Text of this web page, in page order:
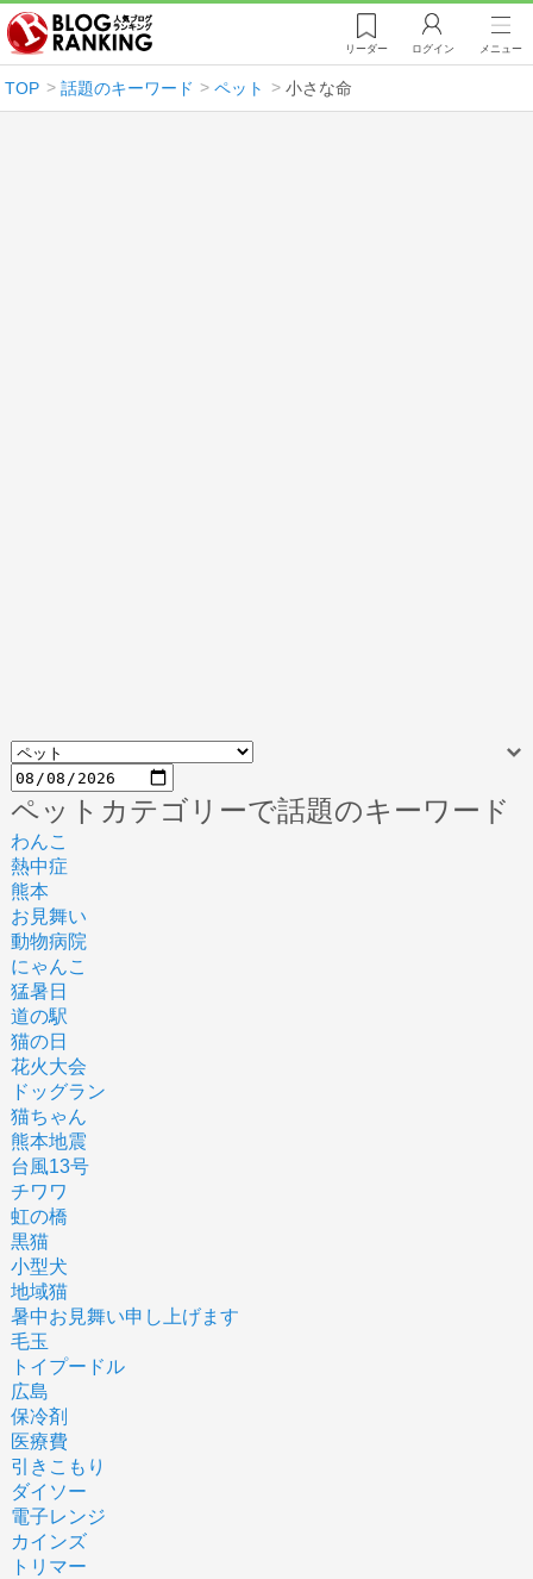
リーダー ログイン メニュー
TOP 話題のキーワード ペット 小さな命
ペットカテゴリーで話題のキーワード
わんこ
熱中症
熊本
お見舞い
動物病院
にゃんこ
猛暑日
道の駅
猫の日
花火大会
ドッグラン
猫ちゃん
熊本地震
台風13号
チワワ
虹の橋
黒猫
小型犬
地域猫
暑中お見舞い申し上げます
毛玉
トイプードル
広島
保冷剤
医療費
引きこもり
ダイソー
電子レンジ
カインズ
トリマー